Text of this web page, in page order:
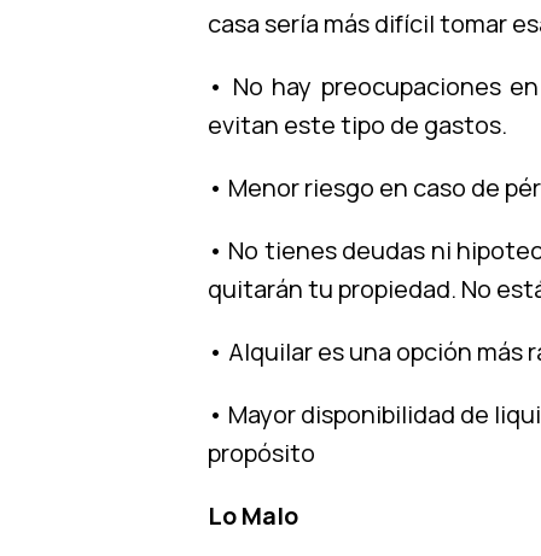
casa sería más difícil tomar
• No hay preocupaciones
evitan este tipo de gastos.
• Menor riesgo en caso de
• No tienes deudas ni
quitarán tu propiedad. No
• Alquilar es una opción más
• Mayor disponibilidad de
propósito
Lo Malo